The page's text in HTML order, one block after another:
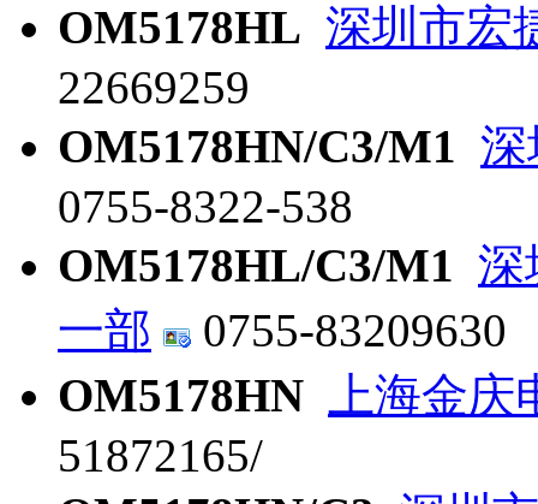
OM5178HL 深圳市宏
22669259
OM5178HN/C3/M1 深
0755-8322-538
OM5178HL/C3/M1 深
一部
0755-83209630
OM5178HN
上海金
51872165/